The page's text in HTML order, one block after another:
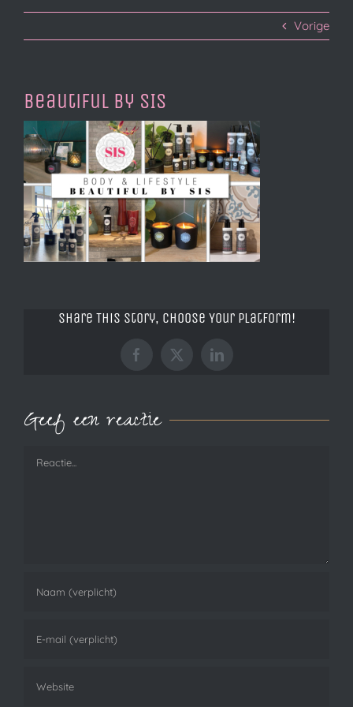
Vorige
Beautiful by SIS
Share This Story, Choose Your Platform!
Facebook
X LinkedIn
Geef een reactie
Reactie